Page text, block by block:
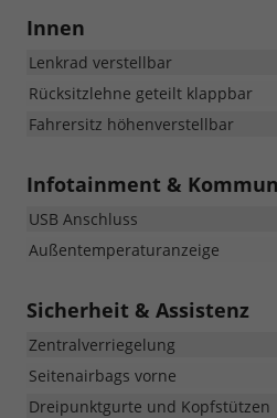
Innen
Lenkrad verstellbar
Rücksitzlehne geteilt klappbar
Fahrersitz höhenverstellbar
Infotainment &
USB Anschluss
Außentemperaturanzeige
Sicherheit & Assistenz
Zentralverriegelung
Seitenairbags vorne
Dreipunktgurte und Kopfstützen